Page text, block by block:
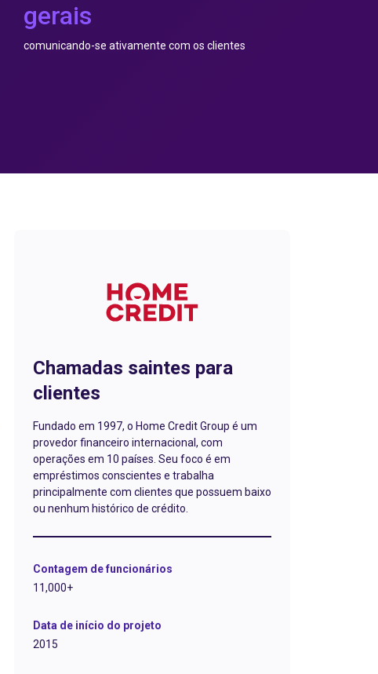
gerais
comunicando-se ativamente com os clientes
Chamadas saintes para
clientes
Fundado em 1997, o Home Credit Group é um
provedor financeiro internacional, com
operações em 10 países. Seu foco é em
empréstimos conscientes e trabalha
principalmente com clientes que possuem baixo
ou nenhum histórico de crédito.
Contagem de funcionários
11,000+
Data de início do projeto
2015